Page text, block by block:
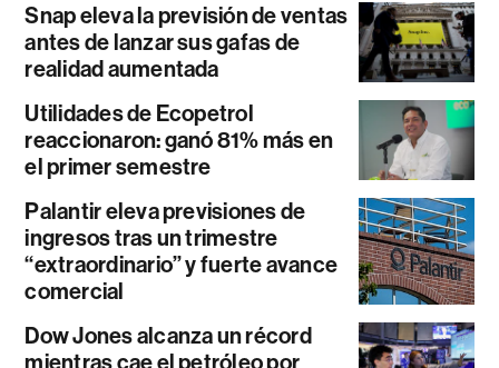
Snap eleva la previsión de ventas
antes de lanzar sus gafas de
realidad aumentada
Utilidades de Ecopetrol
reaccionaron: ganó 81% más en
el primer semestre
Palantir eleva previsiones de
ingresos tras un trimestre
“extraordinario” y fuerte avance
comercial
Dow Jones alcanza un récord
mientras cae el petróleo por